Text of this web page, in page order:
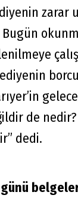
zarar
de nedir?
dedi.